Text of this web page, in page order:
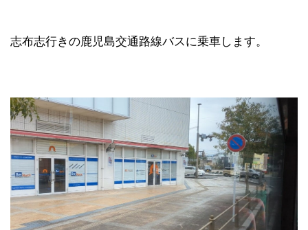
志布志行きの鹿児島交通路線バスに乗車します。